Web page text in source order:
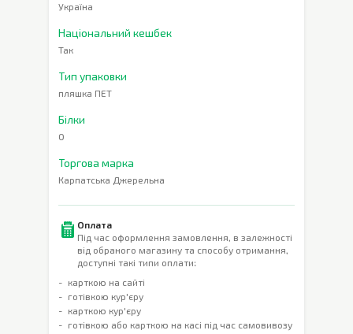
Україна
Національний кешбек
Так
Тип упаковки
пляшка ПЕТ
Білки
0
Торгова марка
Карпатська Джерельна
Оплата
Під час оформлення замовлення, в залежності
від обраного магазину та способу отримання,
доступні такі типи оплати:
карткою на сайті
готівкою кур'єру
карткою кур'єру
готівкою або карткою на касі під час самовивозу